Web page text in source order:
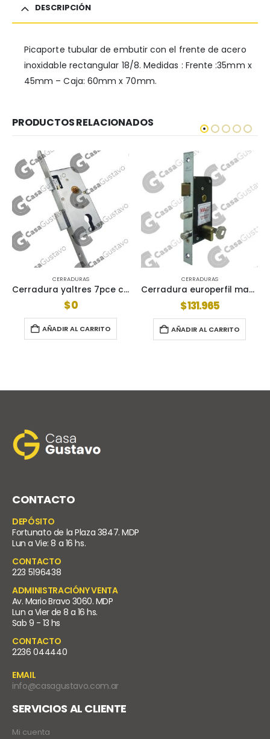
DESCRIPCIÓN
Picaporte tubular de embutir con el frente de acero
inoxidable rectangular 18/8. Medidas : Frente :35mm x
45mm – Caja: 60mm x 70mm.
PRODUCTOS RELACIONADOS
Cerradura yaltres 7pce c/pasador sin cilindro Cerradura europerfil mac 50 con cilindro lince
AÑADIR AL CARRITO AÑADIR AL
CONTACTO
DEPÓSITO
Fortunato de la Plaza 3847. MDP
Lun a Vie: 8 a 16 hs.
CONTACTO
223 5196438
ADMINISTRACIÓNY VENTA
Av. Mario Bravo 3060. MDP
Lun a Vier de 8 a 16 hs.
Sab 9 - 13 hs
CONTACTO
2236 044440
EMAIL
info@casagustavo.com.ar
SERVICIOS AL CLIENTE
Mi cuenta